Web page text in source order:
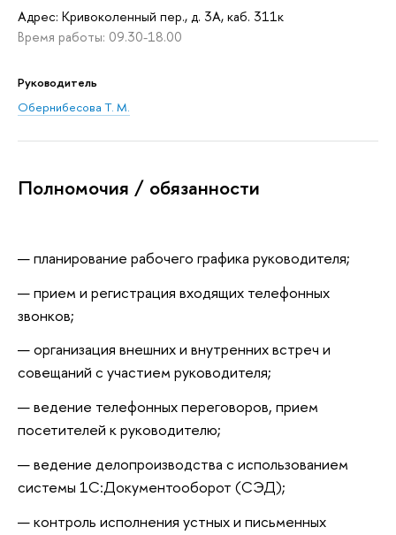
Адрес: Кривоколенный пер., д. 3А, каб. 311к
Время работы: 09.30-18.00
Руководитель
Обернибесова Т. М.
Полномочия / обязанности
планирование рабочего графика руководителя;
прием и регистрация входящих телефонных
звонков;
организация внешних и внутренних встреч и
совещаний с участием руководителя;
ведение телефонных переговоров, прием
посетителей к руководителю;
ведение делопроизводства с использованием
системы 1С:Документооборот (СЭД);
контроль исполнения устных и письменных